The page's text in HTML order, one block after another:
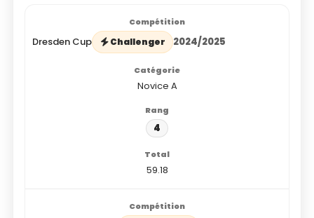
Dresden Cup Challenger 2024/2025
Novice A
4
59.18